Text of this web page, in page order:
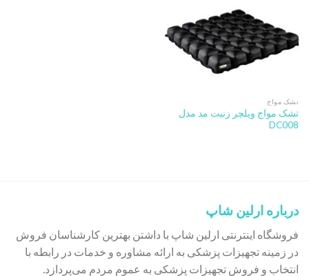
تشک مواج
تشک مواج ویلچر زنیت مد مدل
DC008
درباره ارلین شاپ
فروشگاه اینترنتی ارلین شاپ با داشتن بهترین کارشناسان فروش
در زمینه تجهیزات پزشکی به ارائه مشاوره و خدمات در رابطه با
انتخاب و فروش تجهیزات پزشکی به عموم مردم می‌پردازد.